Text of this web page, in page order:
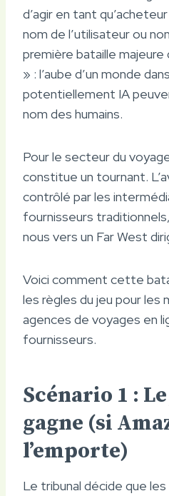
d’agir en tant
nom de l’utilisateur ou
première bataille
» : l’aube d’un monde
potentiellement IA
nom des humains.
Pour le secteur du
constitue un tournant.
contrôlé par les
fournisseurs
nous vers un Far West
Voici comment cette
les règles du jeu pour les
agences de voyages en
fournisseurs.
Scénario 1 :
gagne (si
l’emporte)
Le tribunal décide que